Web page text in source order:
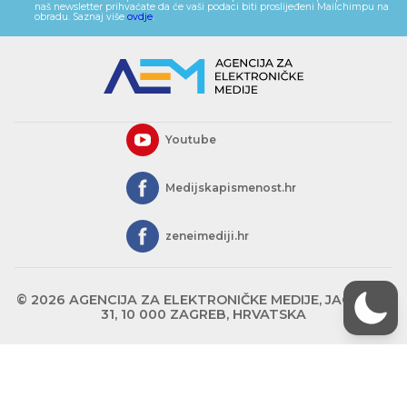
naš newsletter prihvaćate da će vaši podaci biti proslijeđeni Mailchimpu na
obradu. Saznaj više ovdje
Youtube
Medijskapismenost.hr
zeneimediji.hr
© 2026 AGENCIJA ZA ELEKTRONIČKE MEDIJE, JAGIĆEVA
31, 10 000 ZAGREB, HRVATSKA